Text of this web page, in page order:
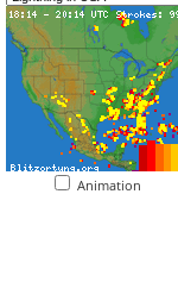
Animation